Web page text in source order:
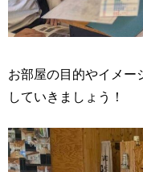
お部屋の目的やイメー
していきましょう！